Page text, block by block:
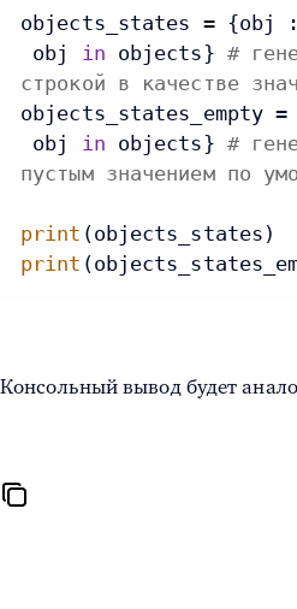
objects_states = {obj
obj in objects} #
строкой в качестве
objects_states_empty
obj in objects} #
пустым значением по
print
print
Консольный вывод будет